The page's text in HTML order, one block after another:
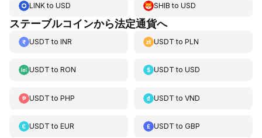
LINKto USD SHIB toUSD
ステーブルコインから法定通貨へ
USDT to INR USDT toPLN
USDT to RON USDT toUSD
USDT to PHP USDT toVND
USDT to EUR USDT toGBP